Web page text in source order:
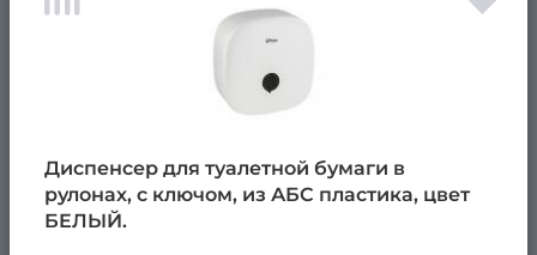
Диспенсер для туалетной бумаги в
рулонах, с ключом, из АБС пластика, цвет
БЕЛЫЙ.